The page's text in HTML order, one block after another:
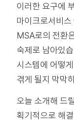
이러한 요구에
마이크로서비
MSA로의 전환
숙제로 남아있
시스템에 어떻
겪게 될지 막막
오늘 소개해 드
획기적으로 해